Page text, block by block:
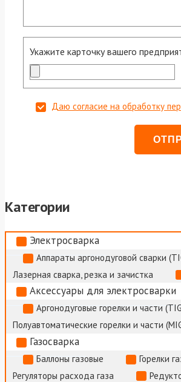
Укажите карточку вашего
Даю согласие на обработку
Категории
Электросварка
Аппараты аргонодуговой сварки
Лазерная сварка, резка и зачистка
Аксессуары для электросварки
Аргонодуговые горелки и части
Полуавтоматические горелки и части
Газосварка
Баллоны газовые Горелки
Регуляторы расхода газа